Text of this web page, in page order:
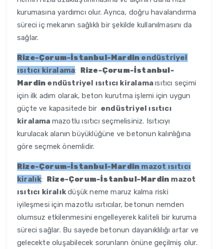
kurumasına yardımcı olur. Ayrıca, doğru havalandırma
süreci iç mekanın sağlıklı bir şekilde kullanılmasını da
sağlar.
Rize-Çorum-İstanbul-Mardin endüstriyel
ısıtıcı kiralama: Rize-Çorum-İstanbul-
Mardin endüstriyel ısıtıcı kiralamaısıtıcı seçimi
için ilk adım olarak, beton kurutma işlemi için uygun
güçte ve kapasitede bir endüstriyel ısıtıcı
kiralama mazotlu ısıtıcı seçmelisiniz. Isıtıcıyı
kurulacak alanın büyüklüğüne ve betonun kalınlığına
göre seçmek önemlidir.
Rize-Çorum-İstanbul-Mardin mazot ısıtıcı
kiralık: Rize-Çorum-İstanbul-Mardin mazot
ısıtıcı kiralıkdüşük neme maruz kalma riski
iyileşmesi için mazotlu ısıtıcılar, betonun nemden
olumsuz etkilenmesini engelleyerek kaliteli bir kuruma
süreci sağlar. Bu sayede betonun dayanıklılığı artar ve
gelecekte oluşabilecek sorunların önüne geçilmiş olur.